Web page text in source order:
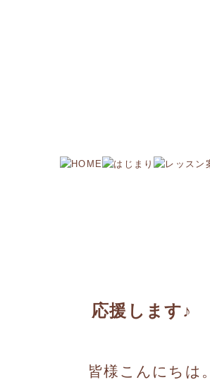
応援します♪
皆様こんにちは。